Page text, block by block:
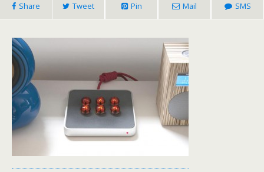
Share Tweet Pin Mail SMS